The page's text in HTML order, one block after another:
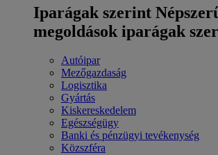
Iparágak szerint
megoldások iparágak
Autóipar
Mezőgazdaság
Logisztika
Gyártás
Kiskereskedelem
Egészségügy
Banki és pénzügyi tevékenység
Közszféra